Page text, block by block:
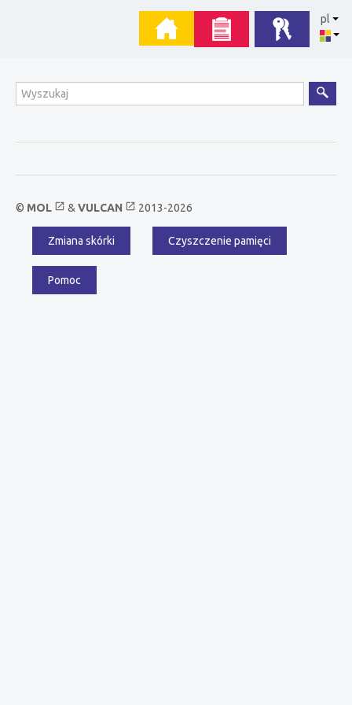
pl
Wyszukiwanie
© MOL open_in_new & VULCAN open_in_new 2013-2026
Menu
dodatkowe
Zmiana skórki Czyszczenie pamięci
Pomoc